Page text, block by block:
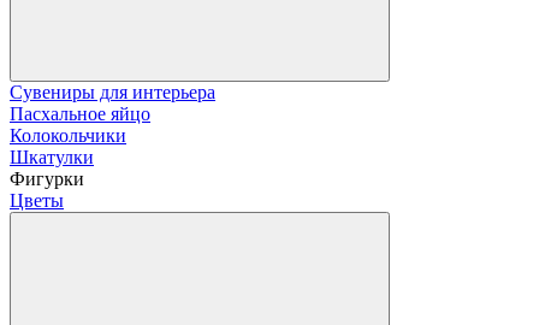
Сувениры для интерьера
Пасхальное яйцо
Колокольчики
Шкатулки
Фигурки
Цветы